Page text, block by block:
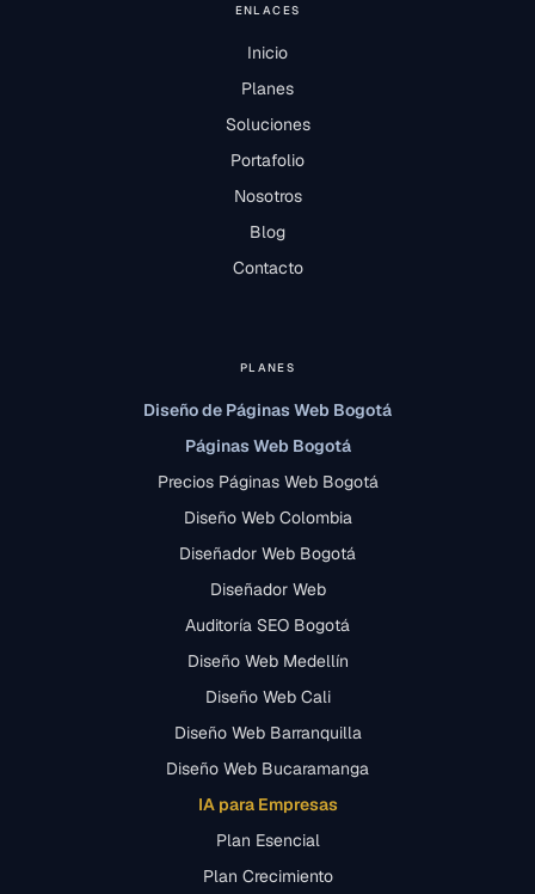
ENLACES
Inicio
Planes
Soluciones
Portafolio
Nosotros
Blog
Contacto
PLANES
Diseño de Páginas Web Bogotá
Páginas Web Bogotá
Precios Páginas Web Bogotá
Diseño Web Colombia
Diseñador Web Bogotá
Diseñador Web
Auditoría SEO Bogotá
Diseño Web Medellín
Diseño Web Cali
Diseño Web Barranquilla
Diseño Web Bucaramanga
IA para Empresas
Plan Esencial
Plan Crecimiento